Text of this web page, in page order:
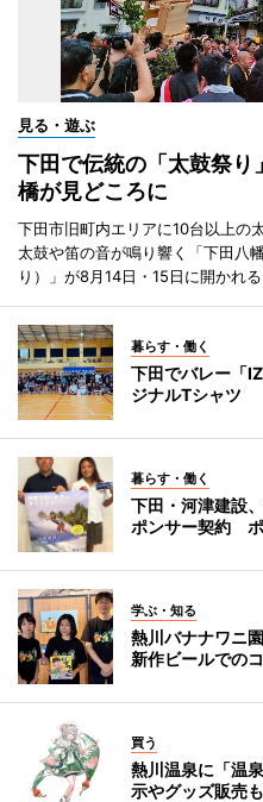
見る・遊ぶ
下田で伝統の「太鼓祭
橋が見どころに
下田市旧町内エリアに10台以上の
太鼓や笛の音が鳴り響く「下田八
り）」が8月14日・15日に開かれる
暮らす・働く
下田でバレー「
ジナルTシャツ
暮らす・働く
下田・河津建設
ポンサー契約
学ぶ・知る
熱川バナナワニ
新作ビールでの
買う
熱川温泉に「温
示やグッズ販売も